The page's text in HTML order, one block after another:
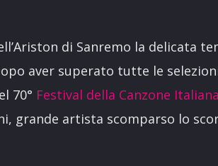
di Sanremo la delicata
aver superato tutte le
70° Festival della Canzone Italiana
grande artista scomparso lo